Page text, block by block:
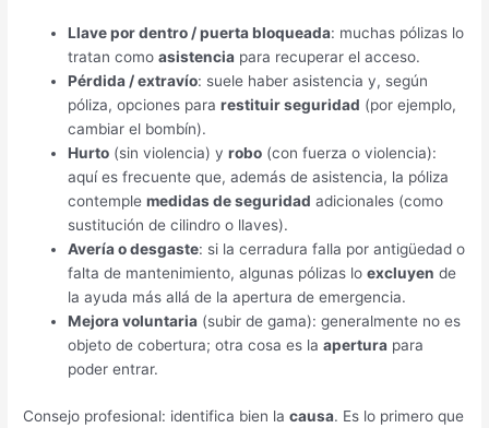
Llave por dentro / puerta bloqueada: muchas pólizas lo
tratan comoasistencia para recuperar el acceso.
Pérdida / extravío: suele haber asistencia y, según
póliza, opciones pararestituir seguridad (por ejemplo,
cambiar el bombín).
Hurto (sin violencia) yrobo (con fuerza o violencia):
aquí es frecuente que, además de asistencia, la póliza
contemplemedidas de seguridad adicionales (como
sustitución de cilindro o llaves).
Avería o desgaste: si la cerradura falla por antigüedad o
falta de mantenimiento, algunas pólizas loexcluyen de
la ayuda más allá de la apertura de emergencia.
Mejora voluntaria (subir de gama): generalmente no es
objeto de cobertura; otra cosa es laapertura para
poder entrar.
Consejo profesional: identifica bien lacausa. Es lo primero que